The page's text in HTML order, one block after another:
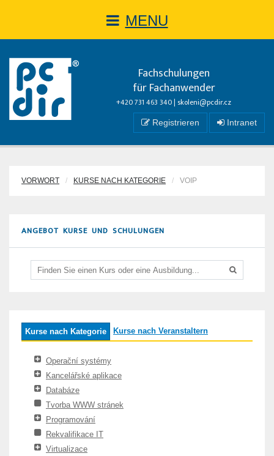
MENU
Fachschulungen
für Fachanwender
+420 731 463 340 | skoleni@pcdir.cz
Registrieren Intranet
VORWORT KURSE NACH KATEGORIE VOIP
ANGEBOT KURSE UND SCHULUNGEN
Kurse nach Kategorie Kurse nach Veranstaltern
Operační systémy
Kancelářské aplikace
Databáze
Tvorba WWW stránek
Programování
Rekvalifikace IT
Virtualizace